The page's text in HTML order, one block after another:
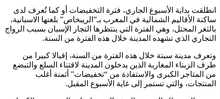
Email
انطلقت بداية الأسبوع الجاري، فترة التخفيضات أو كما تُعرف لدى
ساكنة الأقاليم الشمالية في المغرب بـ”الريبخاص” بلغتها الاسبانية،
بالثغر المحتل، وهي الفترة التي ينتظرها التجار الإسبان بسبب الرواج
التجاري الذي تشهده المدينة خلال هذه الفترة من السنة.
وتعرف مدينة سبتة خلال هذه الفترة من السنة، إقبالا كبيرا من
طرف الزبناء المغاربة الذين يدخلون المدينة لاقتناء السلع والتبضع
من المتاجر الكبرى والاستفادة من “تخفيضات” أثمنة أغلب
المنتجات، والتي تستمر إلى غاية الأسبوع المقبل.